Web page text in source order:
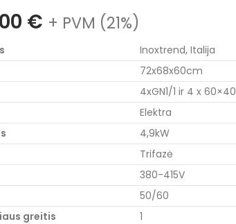
€ + PVM (21%)
Inoxtrend, Italija
72x68x60cm
4xGN1/1 ir 4 x 60×40
Elektra
4,9kW
Trifazė
380-415V
50/60
greitis
1